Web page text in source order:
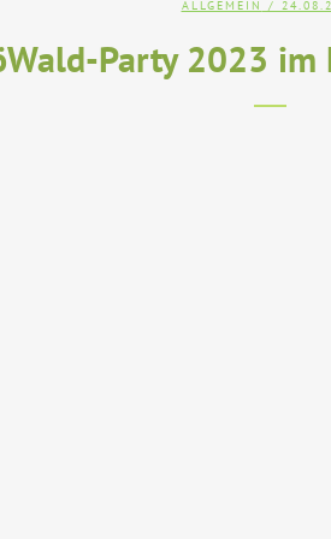
ALLGEMEIN /
Party 2023